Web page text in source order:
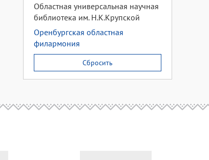
Областная универсальная научная
библиотека им. Н.К.Крупской
Оренбургская областная
филармония
Сбросить